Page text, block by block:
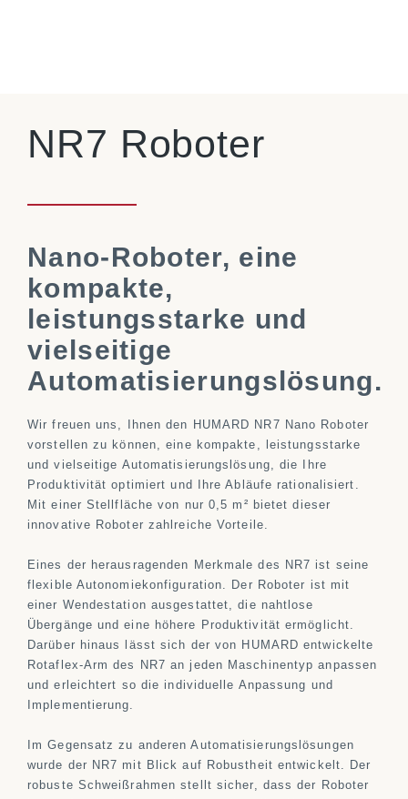
NR7 Roboter
Nano-Roboter, eine
kompakte,
leistungsstarke und
vielseitige
Automatisierungslösung.
Wir freuen uns, Ihnen den HUMARD NR7 Nano Roboter
vorstellen zu können, eine kompakte, leistungsstarke
und vielseitige Automatisierungslösung, die Ihre
Produktivität optimiert und Ihre Abläufe rationalisiert.
Mit einer Stellfläche von nur 0,5 m² bietet dieser
innovative Roboter zahlreiche Vorteile.
Eines der herausragenden Merkmale des NR7 ist seine
flexible Autonomiekonfiguration. Der Roboter ist mit
einer Wendestation ausgestattet, die nahtlose
Übergänge und eine höhere Produktivität ermöglicht.
Darüber hinaus lässt sich der von HUMARD entwickelte
Rotaflex-Arm des NR7 an jeden Maschinentyp anpassen
und erleichtert so die individuelle Anpassung und
Implementierung.
Im Gegensatz zu anderen Automatisierungslösungen
wurde der NR7 mit Blick auf Robustheit entwickelt. Der
robuste Schweißrahmen stellt sicher, dass der Roboter